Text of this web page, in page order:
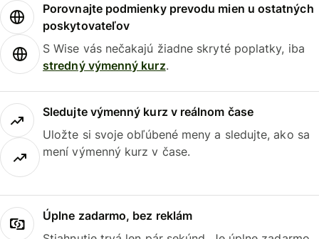
Porovnajte podmienky prevodu mien u ostatných
poskytovateľov
S Wise vás nečakajú žiadne skryté poplatky, iba
stredný výmenný kurz.
Sledujte výmenný kurz v reálnom čase
Uložte si svoje obľúbené meny a sledujte, ako sa
mení výmenný kurz v čase.
Úplne zadarmo, bez reklám